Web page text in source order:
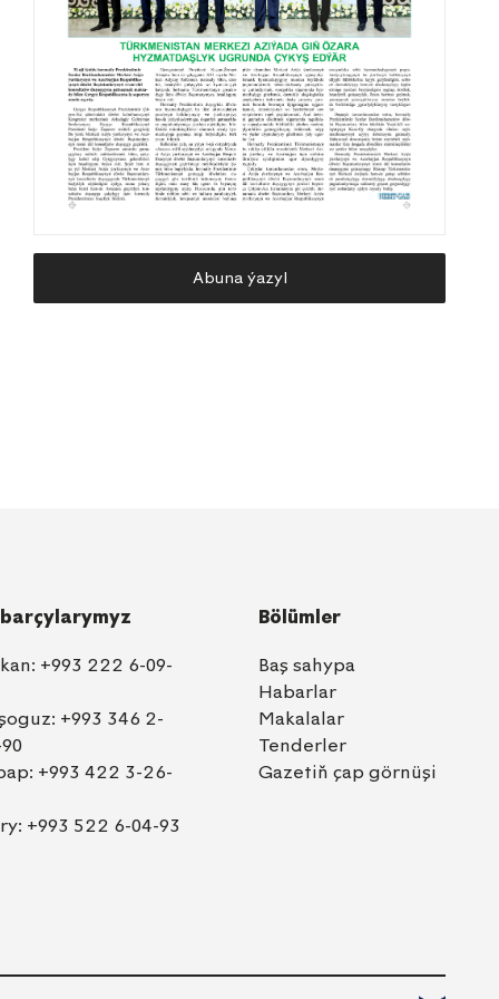
Abuna ýazyl
+993 222 6-09-
+993 346 2-
+993 422 3-26-
+993 522 6-04-93
Bölümler
Baş sahypa
Habarlar
Makalalar
Tenderler
Gazetiň çap görnüşi